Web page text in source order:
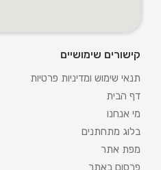
קישורים שימושיים
תנאי שימוש ומדיניות פרטיות
דף הבית
מי אנחנו
בלוג מתחתנים
מפת אתר
פרסום באתר